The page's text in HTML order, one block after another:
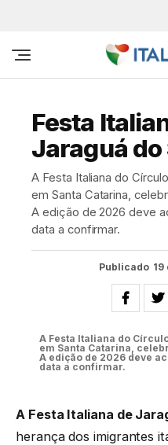
Festa
Jaraguá do
A Festa Italiana do
em Santa Catarina,
A edição de 2026 deve
data a confirmar.
Publicado 19
A Festa Italiana do
em Santa Catarina,
A edição de 2026 deve
data a confirmar.
A Festa Italiana de
herança dos imigrantes